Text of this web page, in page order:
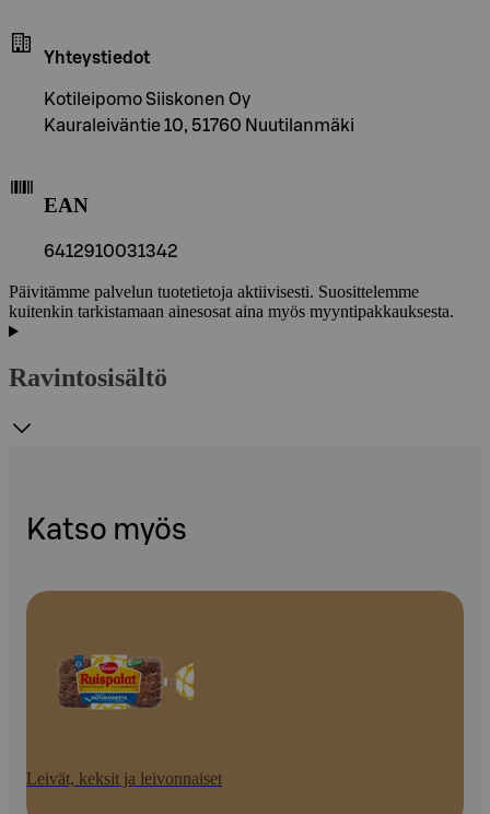
Yhteystiedot
Kotileipomo Siiskonen Oy
Kauraleiväntie 10, 51760 Nuutilanmäki
EAN
6412910031342
Päivitämme palvelun tuotetietoja aktiivisesti. Suosittelemme
kuitenkin tarkistamaan ainesosat aina myös myyntipakkauksesta.
Ravintosisältö
Katso myös
Leivät, keksit ja leivonnaiset